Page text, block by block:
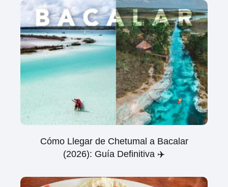
Cómo Llegar de Chetumal a Bacalar
(2026): Guía Definitiva ✈️